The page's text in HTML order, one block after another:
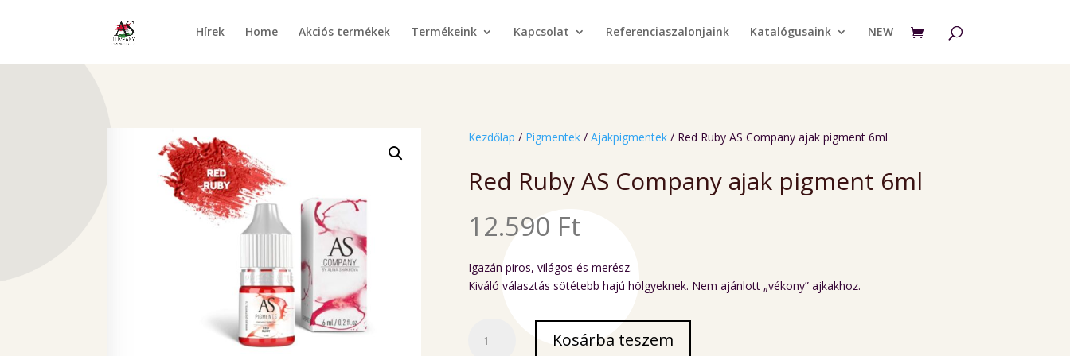
Hírek Home Akciós termékek Termékeink Kapcsolat Referenciaszalonjaink Katalógusaink NEW
Kezdőlap / Pigmentek /Ajakpigmentek / Red Ruby AS Company ajak pigment 6ml
Red Ruby AS Company ajak pigment 6ml
12.590 Ft
Igazán piros, világos és merész.
Kiváló választás sötétebb hajú hölgyeknek. Nem ajánlott „vékony” ajkakhoz.
Ruby
Kosárba teszem